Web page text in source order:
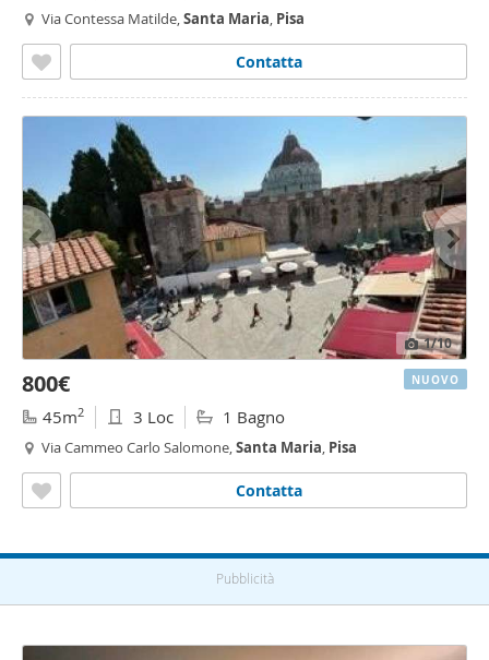
Via Contessa Matilde,Santa Maria, Pisa
Contatta
1/10
800€
45m2 3 Loc 1 Bagno
Via Cammeo Carlo Salomone,Santa Maria, Pisa
Contatta
NUOVO
Pubblicità